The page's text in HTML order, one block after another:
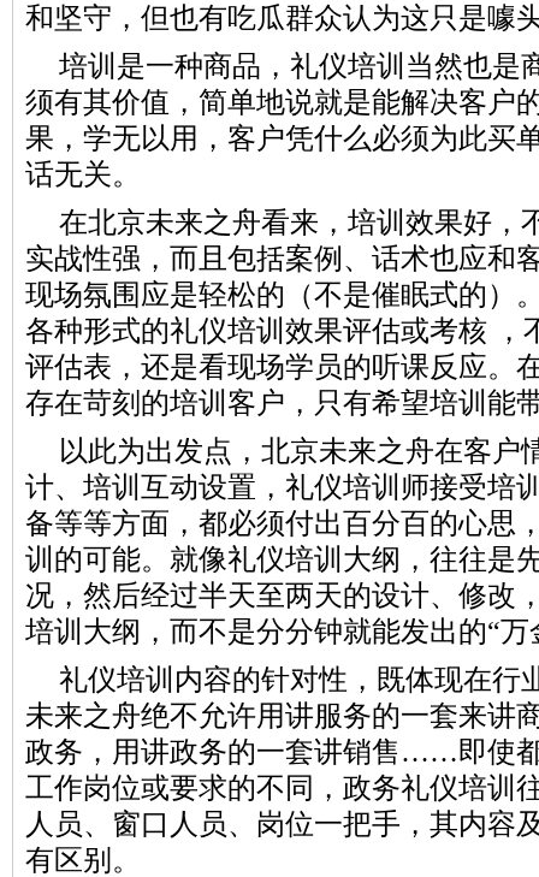
和坚守 ，但也有吃瓜群众认为这只是噱
培训是一种商品，礼仪培训当然也是
须有其价值，简单地说就是能解决客户
果，学无以用，客户凭什么必须为此买
话无关。
在北京未来之舟看来，培训效果好，
实战性强，而且包括案例、话术也应和
现场氛围应是轻松的（不是催眠式的）
各种形式的礼仪培训效果评估或考核 ，
评估表，还是看现场学员的听课反应。
存在苛刻的培训客户，只有希望培训能
以此为出发点，北京未来之舟在客户
计、培训互动设置，礼仪培训师接受培
备等等方面，都必须付出百分百的心思
训的可能。就像礼仪培训大纲，往往是
况，然后经过半天至两天的设计、修改
培训大纲，而不是分分钟就能发出的“万
礼仪培训内容的针对性，既体现在行
未来之舟绝不允许用讲服务的一套来讲
政务，用讲政务的一套讲销售……即使
工作岗位或要求的不同，政务礼仪培训
人员、窗口人员、岗位一把手，其内容
有区别。